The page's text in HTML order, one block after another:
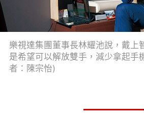
樂視達集團董事長林耀池說，戴上
是希望可以解放雙手，減少拿起手
者：陳宗怡)